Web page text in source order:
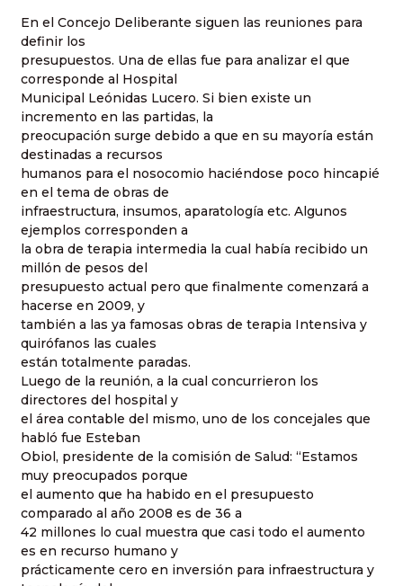
En el Concejo Deliberante siguen las reuniones para
definir los
presupuestos. Una de ellas fue para analizar el que
corresponde al Hospital
Municipal Leónidas Lucero. Si bien existe un
incremento en las partidas, la
preocupación surge debido a que en su mayoría están
destinadas a recursos
humanos para el nosocomio haciéndose poco hincapié
en el tema de obras de
infraestructura, insumos, aparatología etc. Algunos
ejemplos corresponden a
la obra de terapia intermedia la cual había recibido un
millón de pesos del
presupuesto actual pero que finalmente comenzará a
hacerse en 2009, y
también a las ya famosas obras de terapia Intensiva y
quirófanos las cuales
están totalmente paradas.
Luego de la reunión, a la cual concurrieron los
directores del hospital y
el área contable del mismo, uno de los concejales que
habló fue Esteban
Obiol, presidente de la comisión de Salud: “Estamos
muy preocupados porque
el aumento que ha habido en el presupuesto
comparado al año 2008 es de 36 a
42 millones lo cual muestra que casi todo el aumento
es en recurso humano y
prácticamente cero en inversión para infraestructura y